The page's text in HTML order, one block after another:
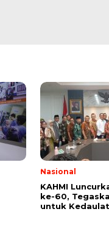
Nasional
KAHMI
ke-60,
untuk